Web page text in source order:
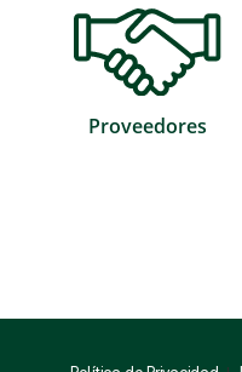
Proveedores